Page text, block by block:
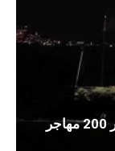
أغلبهم جزائريين.. البحرية الملكية تحاصر 200 مهاجر